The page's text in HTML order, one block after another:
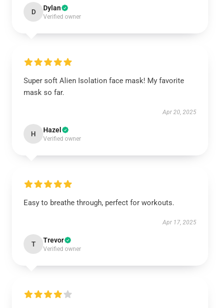
D Dylan
Verified owner
Super soft Alien Isolation face mask! My favorite
mask so far.
Apr 20, 2025
H Hazel
Verified owner
Easy to breathe through, perfect for workouts.
Apr 17, 2025
T Trevor
Verified owner